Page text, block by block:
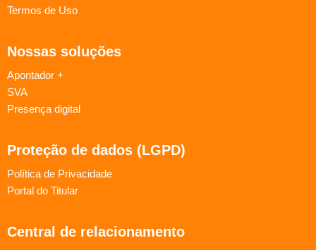
Termos de Uso
Nossas soluções
Apontador +
SVA
Presença digital
Proteção de dados (LGPD)
Política de Privacidade
Portal do Titular
Central de relacionamento